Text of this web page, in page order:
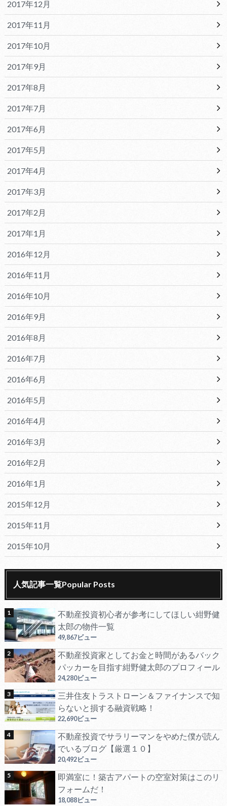
2017年12月
2017年11月
2017年10月
2017年9月
2017年8月
2017年7月
2017年6月
2017年5月
2017年4月
2017年3月
2017年2月
2017年1月
2016年12月
2016年11月
2016年10月
2016年9月
2016年8月
2016年7月
2016年6月
2016年5月
2016年4月
2016年3月
2016年2月
2016年1月
2015年12月
2015年11月
2015年10月
人気記事一覧Popular Posts
不動産投資初心者が参考にしてほしい紺野健
太郎の物件一覧
49,867ビュー
不動産投資家としてお金と時間があるバック
パッカーを目指す紺野健太郎のプロフィール
24,280ビュー
三井住友トラストローン＆ファイナンスで知
らないと損する融資戦略！
22,690ビュー
不動産投資でサラリーマンをやめた僕が読ん
でいるブログ【厳選１０】
20,492ビュー
即満室に！築古アパートの空室対策はこのリ
フォームだ！
18,088ビュー